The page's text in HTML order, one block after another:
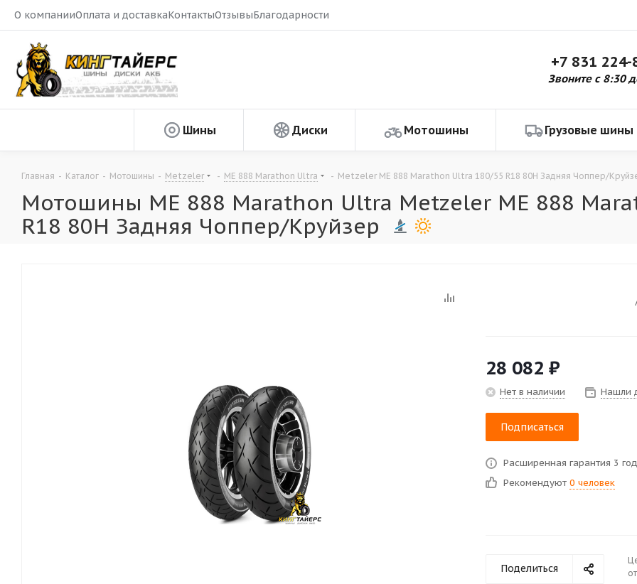
О компанииОплата и доставкаКонтактыОтзывыБлагодарности
+7 831 224-
Звоните с 8:30
Шины Диски Мотошины Грузовые шины
Главная - Каталог - Мотошины - Metzeler - ME 888 Marathon Ultra - Metzeler ME 888 Marathon Ultra 180/55 R18 80H Задняя Чоппер/
Мотошины ME 888 Marathon Ultra Metzeler ME 888
R18 80H Задняя Чоппер/Круйзер
28 082 ₽
Нет в наличии Нашли
Подписаться
Расширенная гарантия 3
Рекомендуют 0 человек
Поделиться